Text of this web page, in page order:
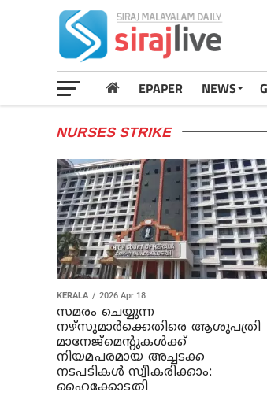
EPAPER NEWS
NURSES STRIKE
KERALA 2026 Apr 18
സമരം ചെയ്യുന്ന
നഴ്‌സുമാര്‍ക്കെതിരെ ആശുപത്രി
മാനേജ്‌മെന്റുകള്‍ക്ക്
നിയമപരമായ അച്ചടക്ക
നടപടികള്‍ സ്വീകരിക്കാം:
ഹൈക്കോടതി